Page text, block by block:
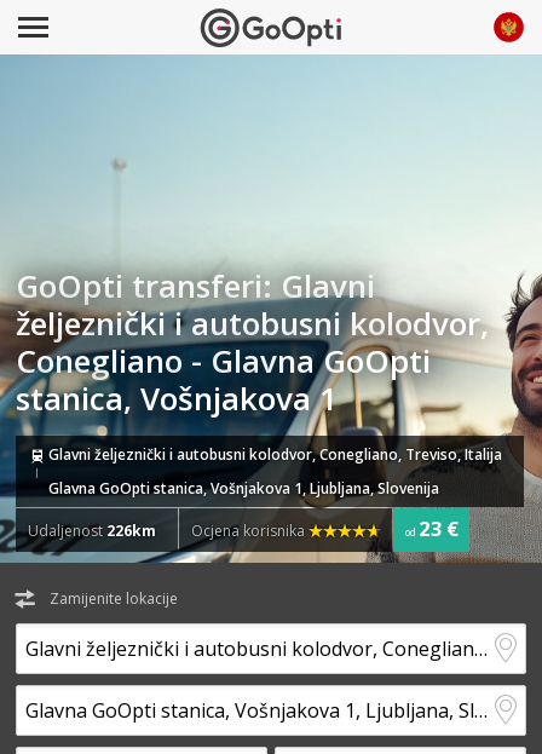
GoOpti transferi: Glavni
željeznički i autobusni kolodvor,
Conegliano - Glavna GoOpti
stanica, Vošnjakova 1
Glavni željeznički i autobusni kolodvor, Conegliano, Treviso, Italija
Glavna GoOpti stanica, Vošnjakova 1, Ljubljana, Slovenija
Udaljenost 226km Ocjena korisnika od 23 €
Zamijenite lokacije